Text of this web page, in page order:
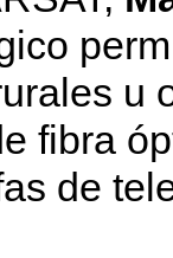
u
fibra
de